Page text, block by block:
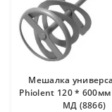
Мешалка
Phiolent 120 *
МД (8866)